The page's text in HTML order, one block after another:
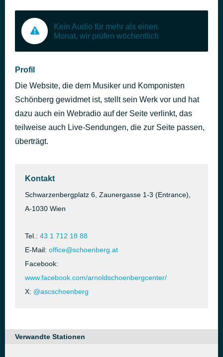
Kein Audio für mehr als einen
Monat, wir prüfen wöchentlich
Profil
Die Website, die dem Musiker und Komponisten
Schönberg gewidmet ist, stellt sein Werk vor und hat
dazu auch ein Webradio auf der Seite verlinkt, das
teilweise auch Live-Sendungen, die zur Seite passen,
überträgt.
Kontakt
Schwarzenbergplatz 6, Zaunergasse 1-3 (Entrance),
A-1030 Wien
Tel.: 43 1 712 18 88
E-Mail: office@schoenberg.at
Facebook:
www.facebook.com/arnoldschoenbergcenter/
X: @ascschoenberg
Verwandte Stationen